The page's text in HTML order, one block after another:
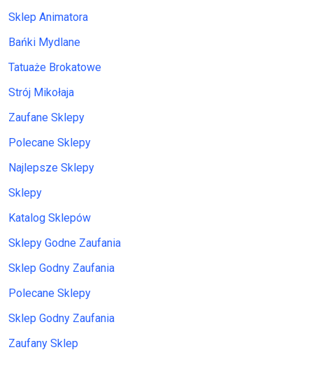
Sklep Animatora
Bańki Mydlane
Tatuaże Brokatowe
Strój Mikołaja
Zaufane Sklepy
Polecane Sklepy
Najlepsze Sklepy
Sklepy
Katalog Sklepów
Sklepy Godne Zaufania
Sklep Godny Zaufania
Polecane Sklepy
Sklep Godny Zaufania
Zaufany Sklep